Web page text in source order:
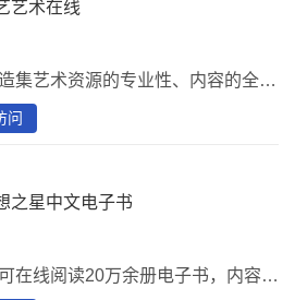
艺术在线
《橙艺艺术在线》是打造集艺术资源的专业性、内容的全面性、形态多元性为一体的艺术数字资源综合服务平台。
问
之星中文电子书
畅想之星电子书数据库可在线阅读20万余册电子书，内容涉及哲学、经济学、法学、教育学、文学、历史学、理学、工学、农学、医学、军事学、管理学和艺术学十三大门类。读者可以通过PC阅览，也可以通过关注首图数字图书馆微信公众号实现移动端阅览。